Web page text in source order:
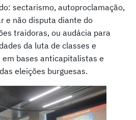
sectarismo, autoproclamação,
e não disputa diante do
traidoras, ou audácia para
da luta de classes e
em bases anticapitalistas e
eleições burguesas.